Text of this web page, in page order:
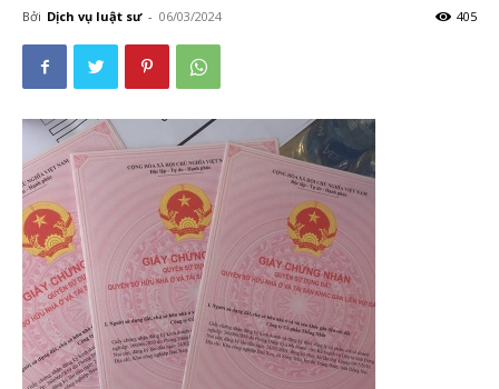
Bởi Dịch vụ luật sư - 06/03/2024 405